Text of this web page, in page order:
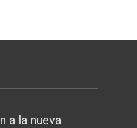
a la nueva